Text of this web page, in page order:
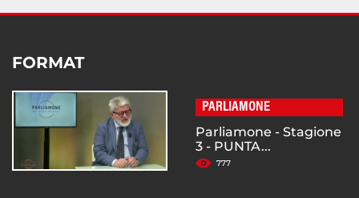
FORMAT
PARLIAMONE
Parliamone - Stagione
3 - PUNTA...
777